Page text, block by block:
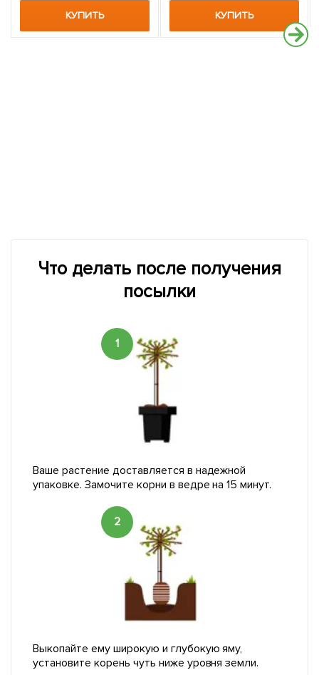
КУПИТЬ КУПИТЬ
Что делать после получения
посылки
1
Ваше растение доставляется в надежной
упаковке. Замочите корни в ведре на 15 минут.
2
Выкопайте ему широкую и глубокую яму,
установите корень чуть ниже уровня земли.